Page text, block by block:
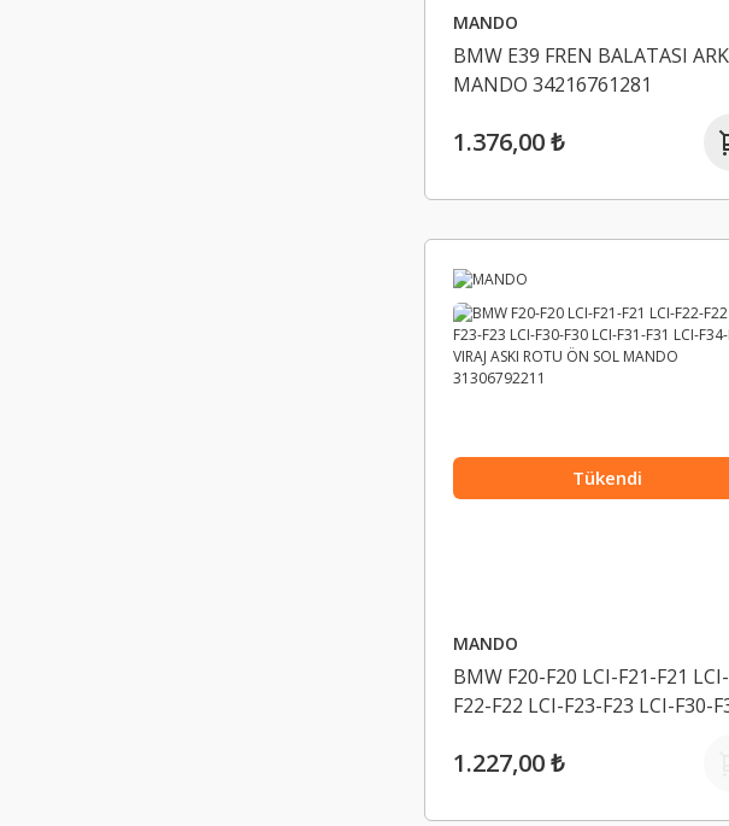
MANDO
BMW E39 FREN BALATASI
MANDO 34216761281
1.376,00 ₺
Tükendi
MANDO
BMW F20-F20 LCI-F21-F21 LCI-
F22-F22 LCI-F23-F23 LCI-F30-
ASKI ROTU ÖN SOL MANDO
1.227,00 ₺